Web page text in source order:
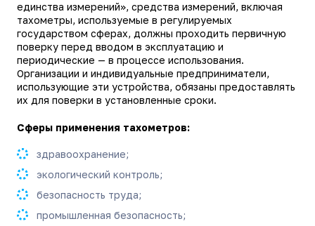
единства измерений», средства измерений, включая
тахометры, используемые в регулируемых
государством сферах, должны проходить первичную
поверку перед вводом в эксплуатацию и
периодические — в процессе использования.
Организации и индивидуальные предприниматели,
использующие эти устройства, обязаны предоставлять
их для поверки в установленные сроки.
Сферы применения тахометров:
здравоохранение;
экологический контроль;
безопасность труда;
промышленная безопасность;